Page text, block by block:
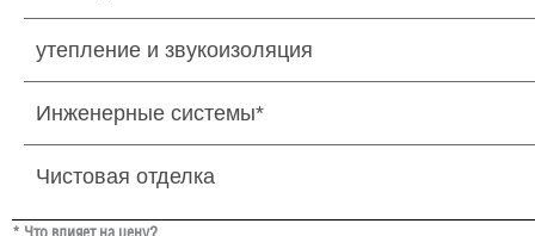
утепление и звукоизоляция
Инженерные системы*
Чистовая отделка
* Что влияет на цену?